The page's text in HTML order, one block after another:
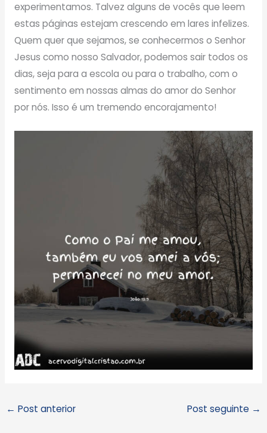
experimentamos. Talvez alguns de vocês que leem
estas páginas estejam crescendo em lares infelizes.
Quem quer que sejamos, se conhecermos o Senhor
Jesus como nosso Salvador, podemos sair todos os
dias, seja para a escola ou para o trabalho, com o
sentimento em nossas almas do amor do Senhor
por nós. Isso é um tremendo encorajamento!
← Post anterior Post seguinte →